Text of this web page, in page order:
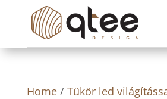
Home/ Tükör led